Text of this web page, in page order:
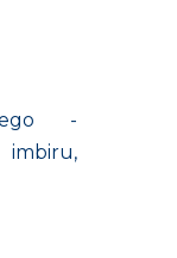
-